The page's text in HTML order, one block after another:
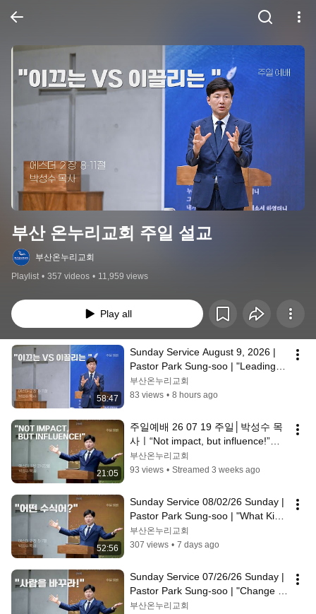
부산 온누리교회 주일 설교
부산온누리교회
Playlist • 357 videos • 11,959 views
Play all
58:47
Sunday Service August 9, 2026 |
Pastor Park Sung-soo | "Leading
vs. Being Led" | Esther 2:8–11 | ...
부산온누리교회
83 views • 8 hours ago
21:05
주일예배 26 07 19 주일│박성수 목
사ㅣ“Not impact, but influence!”ㅣ
에스더 1장 21 ~ 22절│부산온누리
교회
부산온누리교회
93 views • Streamed 3 weeks ago
52:56
Sunday Service 08/02/26 Sunday |
Pastor Park Sung-soo | "What Kind
of Modifier!" | Esther 2:5-7 |...
부산온누리교회
307 views • 7 days ago
Sunday Service 07/26/26 Sunday |
Pastor Park Sung-soo | "Change
the Person!" | Esther 2:1-4 | Bus...
부산온누리교회